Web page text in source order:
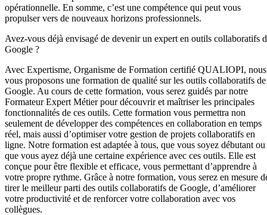
opérationnelle. En somme, c’est une compétence qui peut vous
propulser vers de nouveaux horizons professionnels.
Avez-vous déjà envisagé de devenir un expert en outils collaboratifs
Google ?
Avec Expertisme, Organisme de Formation certifié QUALIOPI, nous
vous proposons une formation de qualité sur les outils collaboratifs de
Google. Au cours de cette formation, vous serez guidés par notre
Formateur Expert Métier pour découvrir et maîtriser les principales
fonctionnalités de ces outils. Cette formation vous permettra non
seulement de développer des compétences en collaboration en temps
réel, mais aussi d’optimiser votre gestion de projets collaboratifs en
ligne. Notre formation est adaptée à tous, que vous soyez débutant ou
que vous ayez déjà une certaine expérience avec ces outils. Elle est
conçue pour être flexible et efficace, vous permettant d’apprendre à
votre propre rythme. Grâce à notre formation, vous serez en mesure
tirer le meilleur parti des outils collaboratifs de Google, d’améliorer
votre productivité et de renforcer votre collaboration avec vos
collègues.